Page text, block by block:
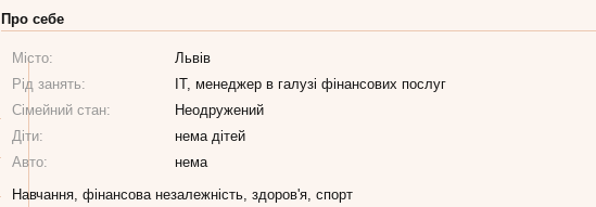
Про себе
Місто:
Львів
Рід занять:
IT, менеджер в галузі фінансових послуг
Сімейний стан:
Неодружений
Діти:
нема дітей
Авто:
нема
Навчання, фінансова незалежність, здоров'я, спорт